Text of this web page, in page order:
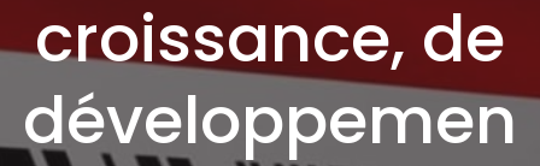
croissance, de
développemen